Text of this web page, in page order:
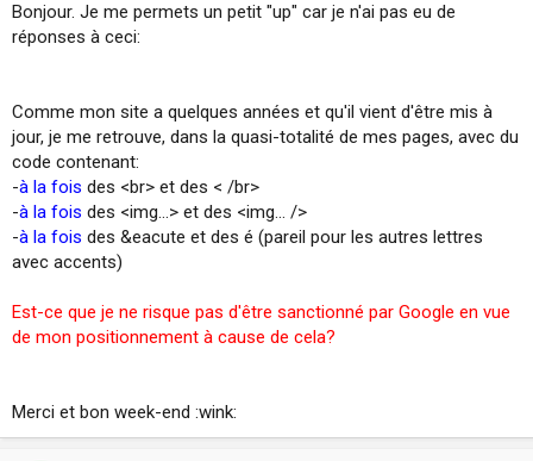
Bonjour. Je me permets un petit "up" car je n'ai pas eu de
réponses à ceci:
Comme mon site a quelques années et qu'il vient d'être mis à
jour, je me retrouve, dans la quasi-totalité de mes pages, avec du
code contenant:
-à la fois des <br> et des < /br>
-à la fois des <img...> et des <img... />
-à la fois des &eacute et des é (pareil pour les autres lettres
avec accents)
Est-ce que je ne risque pas d'être sanctionné par Google en vue
de mon positionnement à cause de cela?
Merci et bon week-end :wink: